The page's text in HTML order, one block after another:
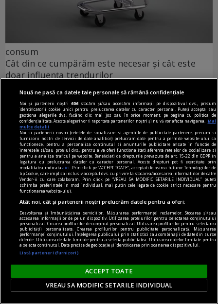
consum
Cât din ce cumpărăm este necesar și cât este
doar influența trendurilor
și de informații, de social media, consumăm
aproape orice. Oare care este linia dintre nevoile
noastre și influența exterioară care ne împinge
(sau ne atrage?) spre această tendință
generalizată de a absorbi totul?
gambling
Nouă ne pasă ca datele tale personale să rămână confidențiale
Noi și partenerii noștri606 stocăm și/sau accesăm informații pe dispozitivul dvs., precum
identificatorii cookie unici pentru prelucrarea datelor cu caracter personal. Puteți accepta sau
gestiona alegerile dvs. făcând clic mai jos sau în orice moment, pe pagina cu politica de
confidențialitate. Aceste alegeri vor fi raportate partenerilor noștri și nu vă vor afecta navigarea.
Mai
multe detalii
Noi si partenerii nostri (retelele de socializare si agentiile de publicitate partenere, precum si
furnizorii nostri de servicii de date analitice) prelucram date pentru a permite website-ului sa
functioneze, pentru a personaliza continutul si anunturile publicitare afisate in functie de
interesele si/sau profilul dvs., pentru a va oferi functionalitati aferente retelelor de socializare si
pentru a analiza traficul pe website. Beneficiati de drepturile prevazute de art. 15-22 din GDPR in
legatura cu prelucrarea datelor cu caracter personal. Aceste drepturi pot fi exercitate prin
modalitatea indicataaici
. Prin click pe “ACCEPT TOATE”, acceptati folosirea tuturor Tehnologiilor de
tip Cookie, care implica inclusiv acceptul dvs. cu privire la stocarea/accesarea informatiilor de catre
Vendor-ii cu care colaboram. Prin click pe “VREAU SA MODIFIC SETARILE INDIVIDUAL” puteti
schimba preferintele in mod individual, mai putin cele legate de cookie strict necesare pentru
functionarea website-ului.
Atât noi, cât și partenerii noștri prelucrăm datele pentru a oferi:
Dezvoltarea și îmbunătățirea serviciilor. Măsurarea performanței reclamelor. Stocarea și/sau
accesarea informațiilor de pe un dispozitiv. Utilizarea profilurilor pentru selectarea conținutului
personalizat. Crearea profilurilor de conținut personalizat. Utilizarea profilurilor pentru selectarea
publicității personalizate. Crearea profilurilor pentru publicitate personalizată. Măsurarea
performanței conținutului. Înțelegerea publicului prin statistici sau combinații de date din surse
diferite. Utilizarea de date limitate pentru a selecta publicitatea. Utilizarea datelor limitate pentru
a selecta conținutul. Date precise de geolocație și identificarea prin scanarea dispozitivului.
Listă parteneri (furnizori)
ACCEPT TOATE
VREAU SA MODIFIC SETARILE INDIVIDUAL